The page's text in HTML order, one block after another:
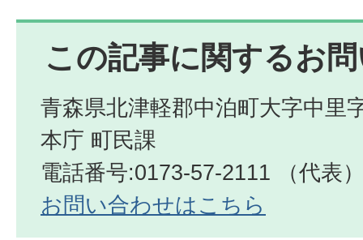
この記事に関するお
青森県北津軽郡中泊町大字中里
本庁 町民課
電話番号:0173-57-2111 （代表
お問い合わせはこちら